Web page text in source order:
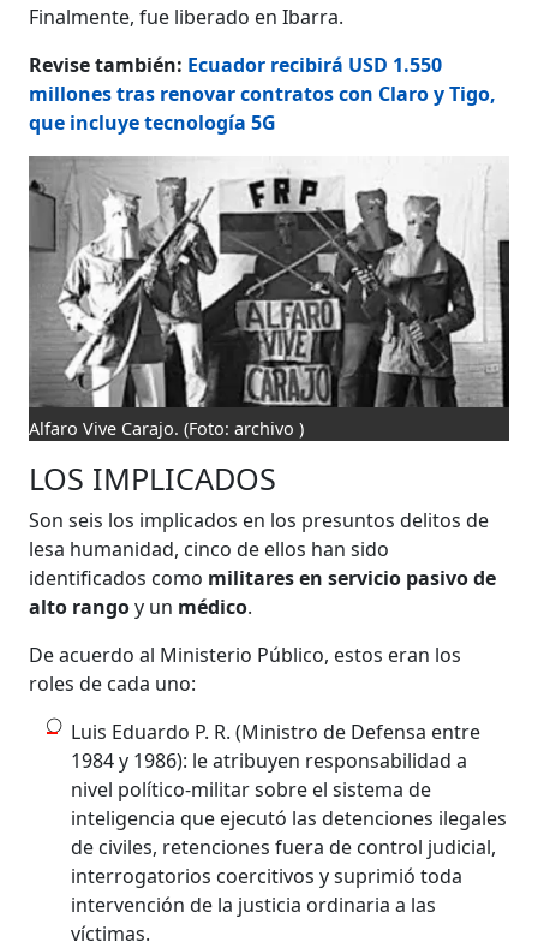
Finalmente, fue liberado en Ibarra.
Revise también: Ecuador recibirá USD 1.550
millones tras renovar contratos con Claro y Tigo,
que incluye tecnología 5G
Alfaro Vive Carajo. (Foto: archivo )
LOS IMPLICADOS
Son seis los implicados en los presuntos delitos de
lesa humanidad, cinco de ellos han sido
identificados como militares en servicio pasivo de
alto rangoy un médico.
De acuerdo al Ministerio Público, estos eran los
roles de cada uno:
Luis Eduardo P. R. (Ministro de Defensa entre
1984 y 1986): le atribuyen responsabilidad a
nivel político-militar sobre el sistema de
inteligencia que ejecutó las detenciones ilegales
de civiles, retenciones fuera de control judicial,
interrogatorios coercitivos y suprimió toda
intervención de la justicia ordinaria a las
víctimas.